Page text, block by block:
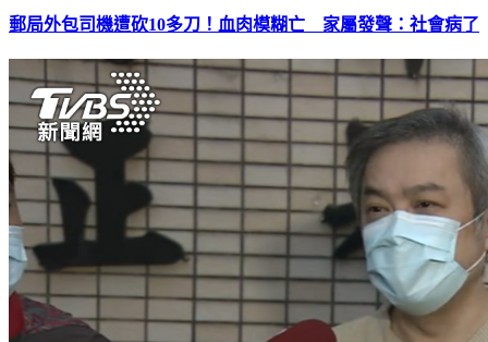
郵局外包司機遭砍10多刀！血肉模糊亡 家屬發聲：社會病了